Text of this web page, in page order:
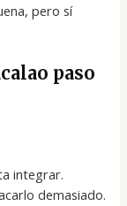
pero sí
paso
integrar.
demasiado.